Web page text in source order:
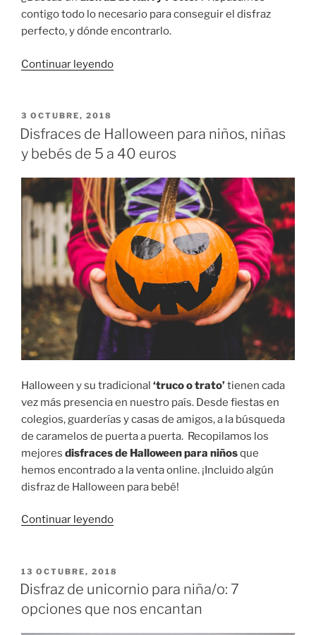
contigo todo lo necesario para conseguir el disfraz
perfecto, y dónde encontrarlo.
Continuar leyendo«Disfraz
para
niño,
lo
que
necesitas
para
que
sea
perfecto»
PUBLICADO
EL
3 OCTUBRE, 2018
Disfraces de Halloween para niños, niñas
y bebés de 5 a 40 euros
Halloween y su tradicional ‘truco o trato’tienen cada
vez más presencia en nuestro país. Desde fiestas en
colegios, guarderías y casas de amigos, a la búsqueda
de caramelos de puerta a puerta. Recopilamos los
mejores disfraces de Halloween para niñosque
hemos encontrado a la venta online. ¡Incluido algún
disfraz de Halloween para bebé!
Continuar leyendo«Disfraces
para
niños,
niñas
PUBLICADO
EL
13 OCTUBRE, 2018
Disfraz de unicornio para niña/o: 7
opciones que nos encantan